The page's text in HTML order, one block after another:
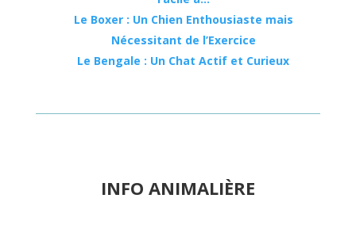
Le Boxer : Un Chien Enthousiaste mais
Nécessitant de l’Exercice
Le Bengale : Un Chat Actif et Curieux
INFO ANIMALIÈRE